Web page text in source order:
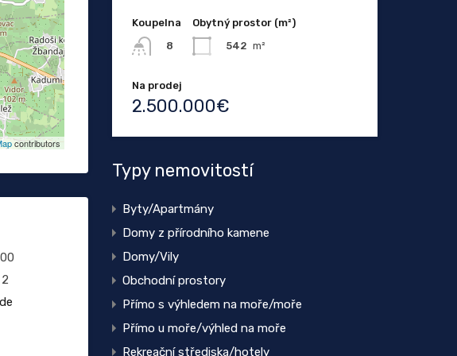
contributors
Koupelna
8
Obytný prostor (m²)
542 m²
Na prodej
2.500.000€
Typy nemovitostí
Byty/Apartmány
Domy z přírodního kamene
Domy/Vily
Obchodní prostory
Přímo s výhledem na moře/moře
Přímo u moře/výhled na moře
Rekreační střediska/hotely